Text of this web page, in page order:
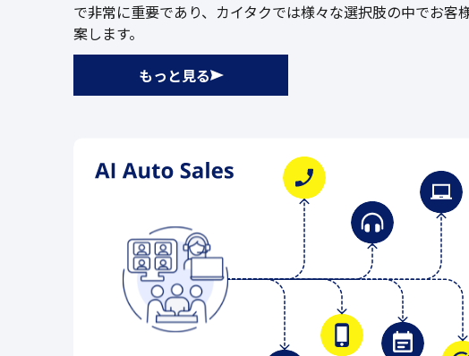
で非常に重要であり、カイタクでは様々な選択肢の中でお客
案します。
もっと見る